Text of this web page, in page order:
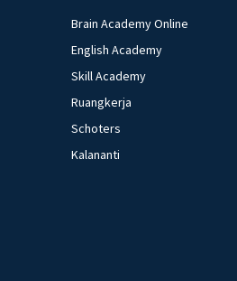
Brain Academy Online
English Academy
Skill Academy
Ruangkerja
Schoters
Kalananti